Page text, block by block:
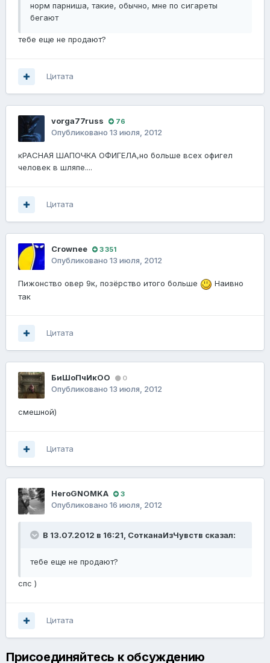
норм парниша, такие, обычно, мне по сигареты
бегают
тебе еще не продают?
Цитата
vorga77russ 76
Опубликовано 13 июля, 2012
кРАСНАЯ ШАПОЧКА ОФИГЕЛА,но больше всех офигел
человек в шляпе....
Цитата
Crownee 3 351
Опубликовано 13 июля, 2012
Пижонство овер 9к, позёрство итого больше
Наивно
так
Цитата
БиШоПчИкОО 0
Опубликовано 13 июля, 2012
смешной)
Цитата
HeroGNOMKA 3
Опубликовано 16 июля, 2012
В 13.07.2012 в 16:21, СотканаИзЧувств сказал:
тебе еще не продают?
спс )
Цитата
Присоединяйтесь к обсуждению